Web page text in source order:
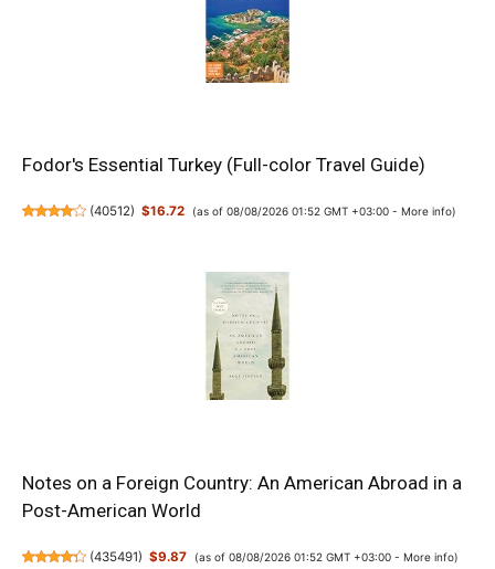
Fodor's Essential Turkey (Full-color Travel Guide)
(40512) $16.72 (as of 08/08/2026 01:52 GMT +03:00 - More info)
Notes on a Foreign Country: An American Abroad in a
Post-American World
(435491) $9.87 (as of 08/08/2026 01:52 GMT +03:00 - More info)